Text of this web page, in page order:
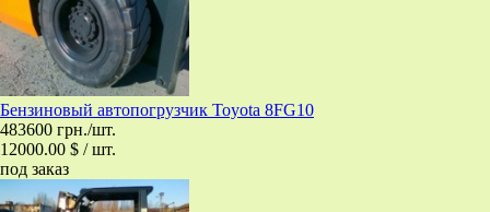
Бензиновый автопогрузчик Toyota 8FG10
483600 грн./шт.
12000.00 $ / шт.
под заказ